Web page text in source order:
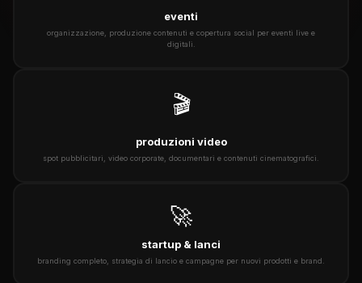
eventi
organizzazione, produzione contenuti e copertura social per eventi live e
digitali.
🎬
produzioni video
spot pubblicitari, video corporate, documentari e contenuti cinematografici.
🚀
startup & lanci
branding completo, strategia di lancio e campagne per nuovi prodotti e brand.